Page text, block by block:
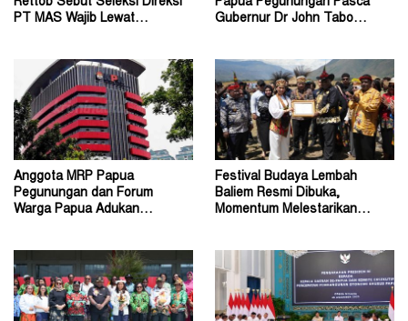
Rettob Sebut Seleksi Direksi
PT MAS Wajib Lewat
Papua Pegunungan Pasca
Gubernur Dr John Tabo
Anggota MRP Papua
Pegunungan dan Forum
Warga Papua Adukan
Festival Budaya Lembah
Baliem Resmi Dibuka,
Momentum Melestarikan